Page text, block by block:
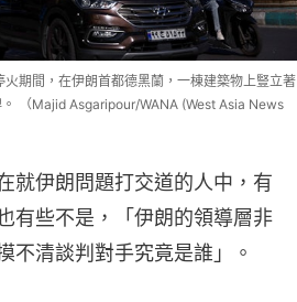
期間，在伊朗首都德黑蘭，一棟建築物上豎立著
（Majid Asgaripour/WANA (West Asia News
就伊朗問題打交道的人中，有
有些不是，「伊朗的領導層非
不清談判對手究竟是誰」。